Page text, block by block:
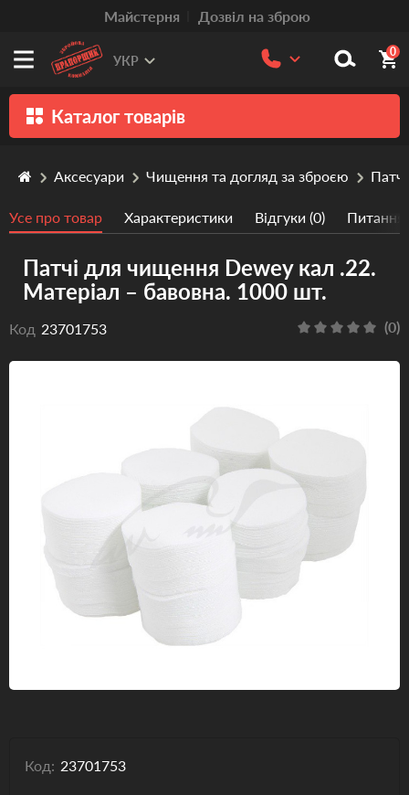
Mайстерня Дозвіл на зброю
УКР
0
Каталог товарів
Травматична зброя
Пістолети та револьвери
Оптика
Тюнінг
Подарункові Сертифікати
Аксесуари Чищення та догляд за зброєю
Усе про товар Характеристики Відгуки (0)
Патчі для чищення Dewey кал .22.
Матеріал – бавовна. 1000 шт.
Код 23701753 (0)
Код: 23701753